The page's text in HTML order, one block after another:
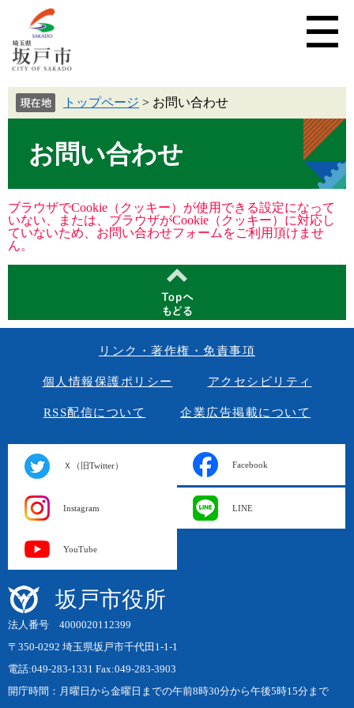
トップページ > お問い合わせ
お問い合わせ
ブラウザでCookie（クッキー）が使用できる設定になって
いない、または、ブラウザがCookie（クッキー）に対応し
ていないため、お問い合わせフォームをご利用頂けませ
ん。
リンク・著作権・免責事項
個人情報保護ポリシー アクセシビリティ
RSS配信について 企業広告掲載について
Ｘ（旧Twitter） Facebook
Instagram LINE
YouTube
坂戸市役所
法人番号 4000020112399
〒350-0292 埼玉県坂戸市千代田1-1-1
電話:049-283-1331 Fax:049-283-3903
開庁時間：月曜日から金曜日までの午前8時30分から午後5時15分まで